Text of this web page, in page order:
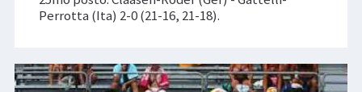
Perrotta (Ita) 2-0 (21-16, 21-18).